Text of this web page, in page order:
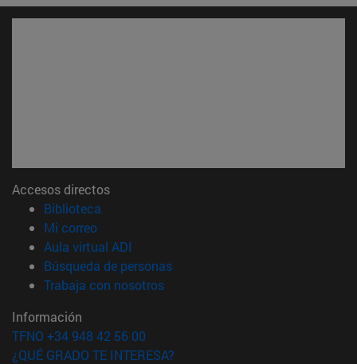
Accesos directos
Biblioteca
Mi correo(abre en nueva ventana)
Aula virtual ADI
Búsqueda de personas(abre en nueva ventana)
Trabaja con nosotros(abre en nueva ventana)
Información
TFNO +34 948 42 56 00
¿QUÉ GRADO TE INTERESA?